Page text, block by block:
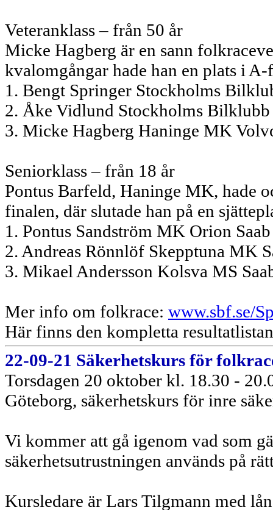
Veteranklass – från 50 år
Micke Hagberg är en sann
kvalomgångar hade han en plats i
1. Bengt Springer Stockholms
2. Åke Vidlund Stockholms Bilklubb
3. Micke Hagberg Haninge MK
Seniorklass – från 18 år
Pontus Barfeld, Haninge MK, hade
finalen, där slutade han på en
1. Pontus Sandström MK Orion Saab
2. Andreas Rönnlöf Skepptuna MK
3. Mikael Andersson Kolsva MS
Mer info om folkrace: www.sbf.se/
Här finns den kompletta
22-09-21 Säkerhetskurs för
Torsdagen 20 oktober kl. 18.30 -
Göteborg, säkerhetskurs för inre
Vi kommer att gå igenom vad som
säkerhetsutrustningen används på
Kursledare är Lars Tilgmann med